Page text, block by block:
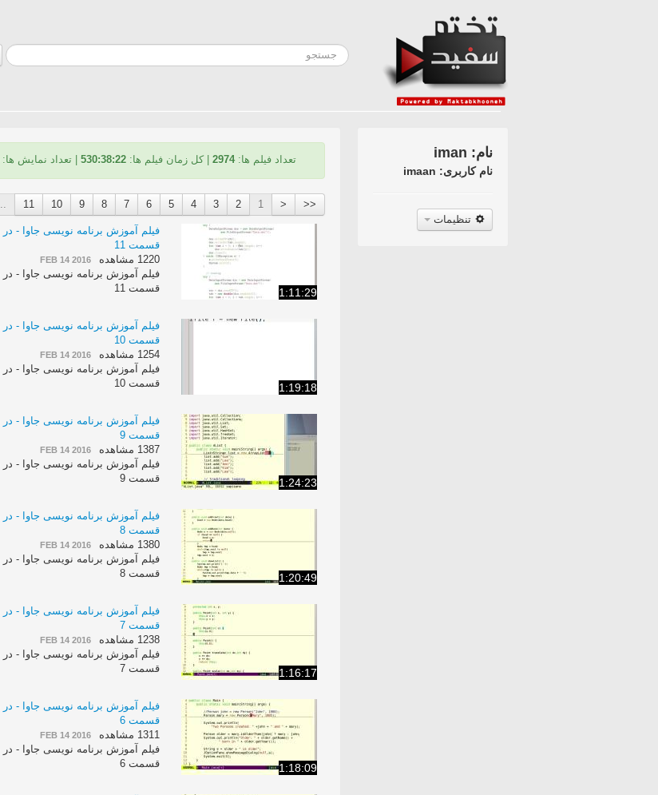
نام: iman
نام کاربری: imaan
تنظیمات
تعداد فیلم ها:2974 | کل زمان فیلم ها: 530:38:22 | تعداد نمایش ها:
.. 11 10 9 8 7 6 5 4 3 2 1 < <<
1:11:29
قسمت 11
1220 مشاهده
FEB 14 2016
قسمت 11
1:19:18
قسمت 10
1254 مشاهده
FEB 14 2016
قسمت 10
1:24:23
قسمت 9
1387 مشاهده
FEB 14 2016
قسمت 9
1:20:49
قسمت 8
1380 مشاهده
FEB 14 2016
قسمت 8
1:16:17
قسمت 7
1238 مشاهده
FEB 14 2016
قسمت 7
1:18:09
قسمت 6
1311 مشاهده
FEB 14 2016
قسمت 6